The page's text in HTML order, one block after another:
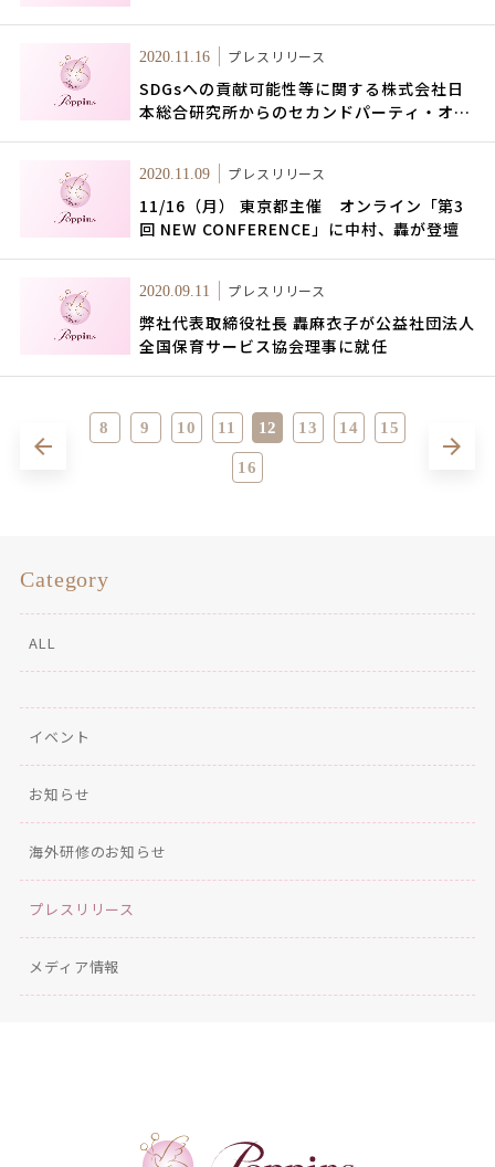
2020.11.16 プレスリリース
SDGsへの貢献可能性等に関する株式会社日
本総合研究所からのセカンドパーティ・オピ
2020.11.09 プレスリリース
11/16（月） 東京都主催 オンライン「第3
回 NEW CONFERENCE」に中村、轟が登壇
2020.09.11 プレスリリース
弊社代表取締役社長 轟麻衣子が公益社団法人
全国保育サービス協会理事に就任
8 9 10 11 12 13 14 15
16
Category
ALL
イベント
お知らせ
海外研修のお知らせ
プレスリリース
メディア情報